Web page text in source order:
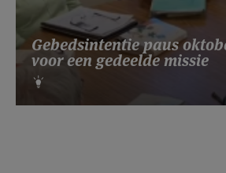
Gebedsintentie paus
voor een gedeelde missie